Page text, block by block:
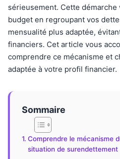
sérieusement. Cette
budget en regroupant vos
mensualité plus adaptée,
financiers. Cet article vous
comprendre ce mécanisme et
adaptée à votre profil financier.
Sommaire
Comprendre le mécanisme
situation de surendettement